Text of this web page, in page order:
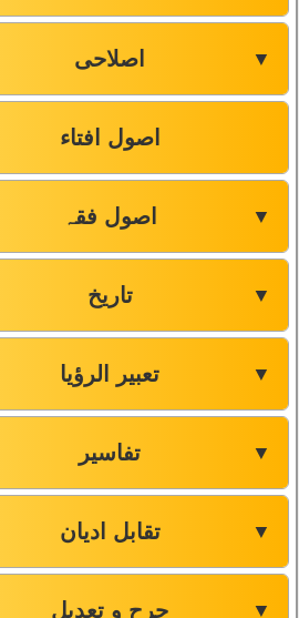
59 صفحہ-120
60 صفحہ-123
صفحہ-130
65 صفحہ-138
صفحہ-145
اصلاحی ▼
اصول افتاء
اصول فقہ ▼
تاریخ ▼
تعبیر الرؤیا ▼
تفاسیر ▼
تقابل ادیان ▼
جرح و تعدیل ▼